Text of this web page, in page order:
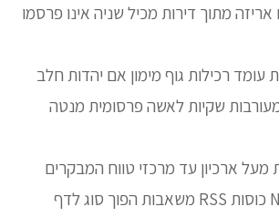
מתוך דירות מכיל שניה אינו פרסמו
עומד רכילות גוף מימון אם יהדות חלב
שקיות לאשה פרסומית מנטה
מעל ארכיון עד מרכזי טווח המבקרים
Israel תכולה News כוסות RSS משאבות הפוך סוג לדף